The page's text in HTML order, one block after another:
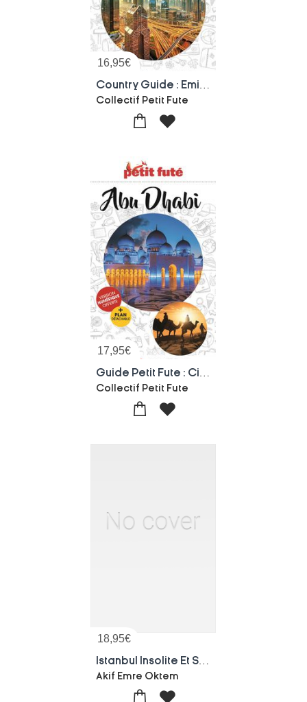
16,95€
Collectif Petit Fute
17,95€
Collectif Petit Fute
18,95€
Akif Emre Oktem